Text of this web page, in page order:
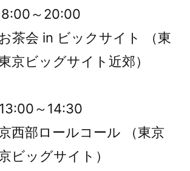
～20:00
茶会 in ビックサイト （東
京ビッグサイト近郊）
～14:30
西部ロールコール （東京
ビッグサイト）